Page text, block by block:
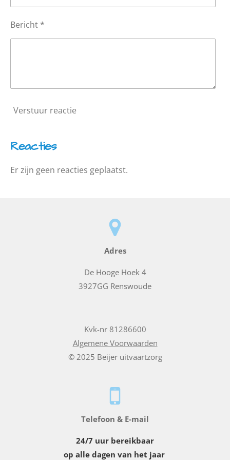
Bericht *
Verstuur reactie
Reacties
Er zijn geen reacties geplaatst.
Adres
De Hooge Hoek 4
3927GG Renswoude
Kvk-nr 81286600
Algemene Voorwaarden
© 2025 Beijer uitvaartzorg
Telefoon & E-mail
24/7 uur bereikbaar
op alle dagen van het jaar